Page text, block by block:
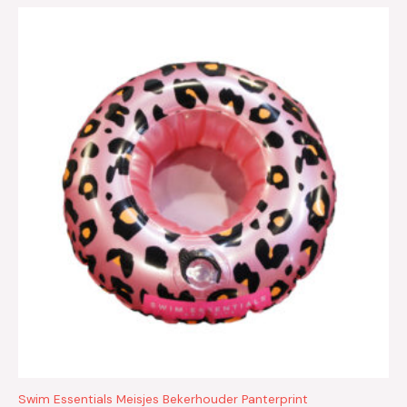
Swim Essentials Meisjes Bekerhouder Panterprint